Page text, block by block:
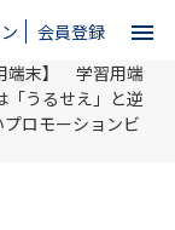
会員登録 menu
close
端末】 学習用端
「うるせえ」と逆
ロモーションビ